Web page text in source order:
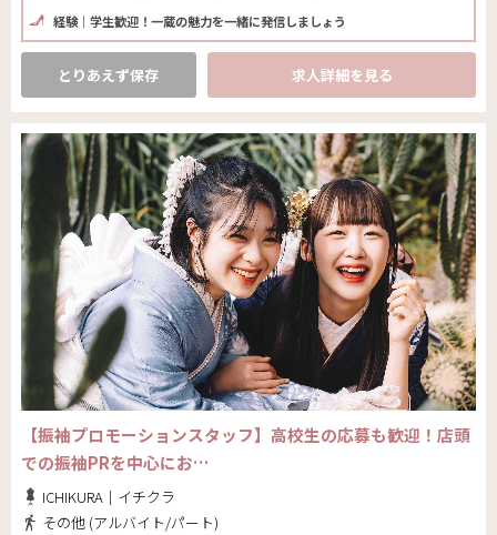
経験｜学生歓迎！一蔵の魅力を一緒に発信しましょう
とりあえず保存 求人詳細を見る
【振袖プロモーションスタッフ】高校生の応募も歓迎！店頭
での振袖PRを中心にお…
ICHIKURA｜イチクラ
その他 (アルバイト/パート)